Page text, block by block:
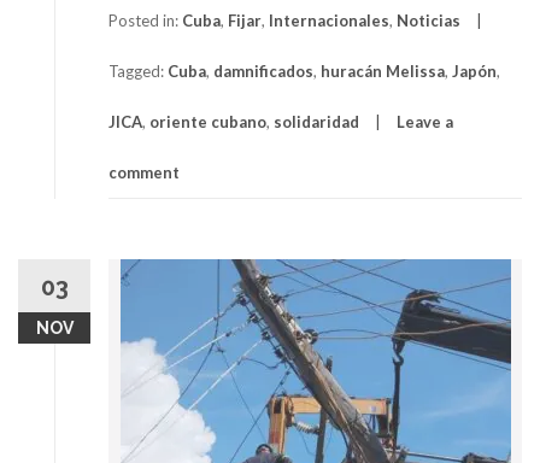
Posted in: Cuba, Fijar, Internacionales, Noticias
Tagged: Cuba, damnificados, huracán Melissa, Japón,
JICA, oriente cubano, solidaridad Leave a
comment
03
NOV